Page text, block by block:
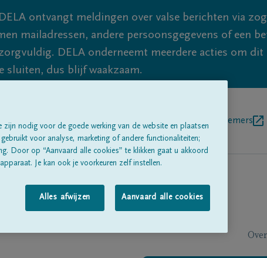
DELA ontvangt meldingen over valse berichten via
mailadressen, andere persoonsgegevens of een
DELA onderneemt meerdere acties om dit
dus blijf waakzaam.
Alle rouwberichten Over ons Begrafenisondernemers
nodig voor de goede werking van de website en plaatsen
voor analyse, marketing of andere functionaliteiten;
Door op “Aanvaard alle cookies” te klikken gaat u akkoord
Je kan ook je voorkeuren zelf instellen.
Alles afwijzen Aanvaard alle cookies